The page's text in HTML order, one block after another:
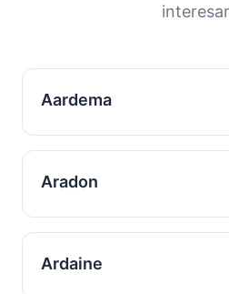
Aardema
Aradon
Ardaine